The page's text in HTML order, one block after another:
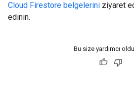
Cloud Firestore belgelerini ziyaret
edinin.
Bu size yardımcı